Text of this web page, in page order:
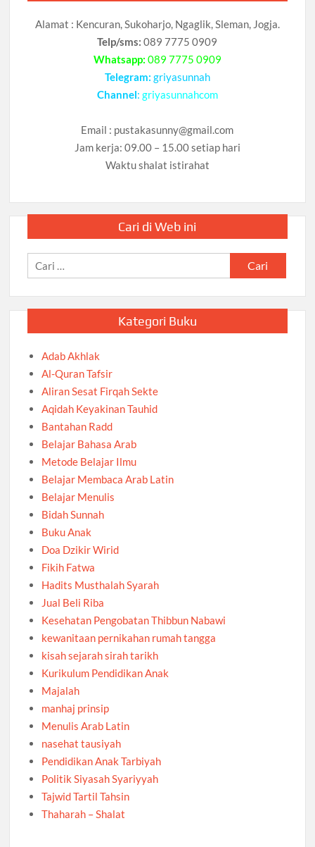
Alamat : Kencuran, Sukoharjo, Ngaglik, Sleman, Jogja.
Telp/sms: 089 7775 0909
Whatsapp: 089 7775 0909
Telegram: griyasunnah
Channel: griyasunnahcom
Email : pustakasunny@gmail.com
Jam kerja: 09.00 – 15.00 setiap hari
Waktu shalat istirahat
Cari di Web ini
Cari
untuk:
Kategori Buku
Adab Akhlak
Al-Quran Tafsir
Aliran Sesat Firqah Sekte
Aqidah Keyakinan Tauhid
Bantahan Radd
Belajar Bahasa Arab
Metode Belajar Ilmu
Belajar Membaca Arab Latin
Belajar Menulis
Bidah Sunnah
Buku Anak
Doa Dzikir Wirid
Fikih Fatwa
Hadits Musthalah Syarah
Jual Beli Riba
Kesehatan Pengobatan Thibbun Nabawi
kewanitaan pernikahan rumah tangga
kisah sejarah sirah tarikh
Kurikulum Pendidikan Anak
Majalah
manhaj prinsip
Menulis Arab Latin
nasehat tausiyah
Pendidikan Anak Tarbiyah
Politik Siyasah Syariyyah
Tajwid Tartil Tahsin
Thaharah – Shalat